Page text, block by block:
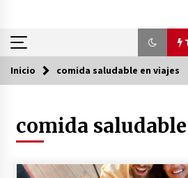
Tendencia ahora
¿Practicar Yogan y
lo explicamos acá
Inicio comida saludable en viajes
comida